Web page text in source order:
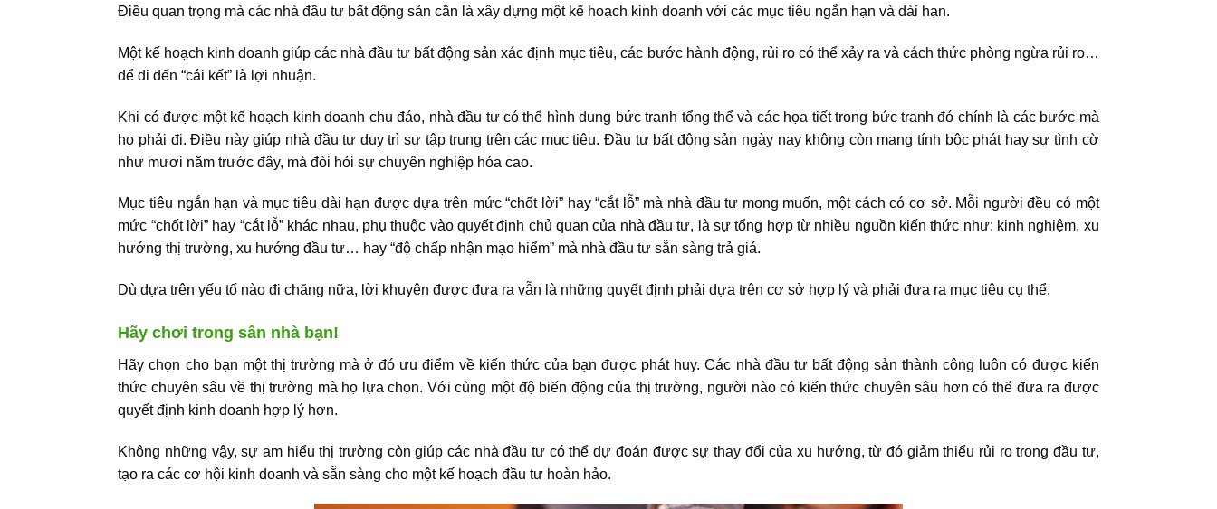
Điều quan trọng màcác nhà đầu tư bất động sản cần là xây dựng một kế hoạch kinh doanh với các mục tiêu ngắn hạn và dài hạn.
Một kế hoạch kinh doanh giúp các nhà đầu tư bất động sản xác định mục tiêu, các bước hành động, rủi ro có thể xảy ra và cách thức phòng ngừa rủi ro…
để đi đến “cái kết” là lợi nhuận.
Khi có được một kế hoạch kinh doanh chu đáo, nhà đầu tư có thể hình dung bức tranh tổng thể và các họa tiết trong bức tranh đó chính là các bước mà
họ phải đi. Điều này giúp nhà đầu tư duy trì sự tập trung trên các mục tiêu. Đầu tư bất động sản ngày nay không còn mang tính bộc phát hay sự tình cờ
như mươi năm trước đây, mà đòi hỏi sự chuyên nghiệp hóa cao.
Mục tiêu ngắn hạn và mục tiêu dài hạn được dựa trên mức “chốt lời” hay “cắt lỗ” mà nhà đầu tư mong muốn, một cách có cơ sở. Mỗi người đều có một
mức “chốt lời” hay “cắt lỗ” khác nhau, phụ thuộc vào quyết định chủ quan của nhà đầu tư, là sự tổng hợp từ nhiều nguồn kiến thức như: kinh nghiệm, xu
hướng thị trường, xu hướng đầu tư… hay “độ chấp nhận mạo hiểm” mà nhà đầu tư sẵn sàng trả giá.
Dù dựa trên yếu tố nào đi chăng nữa, lời khuyên được đưa ra vẫn là những quyết định phải dựa trên cơ sở hợp lý và phải đưa ra mục tiêu cụ thể.
Hãy chơi trong sân nhà bạn!
Hãy chọn cho bạn một thị trường mà ở đó ưu điểm về kiến thức của bạn được phát huy.Các nhà đầu tư bất động sản thành công luôn có được kiến
thức chuyên sâu về thị trường mà họ lựa chọn. Với cùng một độ biến động của thị trường, người nào có kiến thức chuyên sâu hơn có thể đưa ra được
quyết định kinh doanh hợp lý hơn.
Không những vậy, sự am hiểu thị trường còn giúp các nhà đầu tư có thể dự đoán được sự thay đổi của xu hướng, từ đó giảm thiểu rủi ro trong đầu tư,
tạo ra các cơ hội kinh doanh và sẵn sàng cho một kế hoạch đầu tư hoàn hảo.